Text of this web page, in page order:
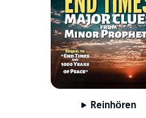
Reinhören